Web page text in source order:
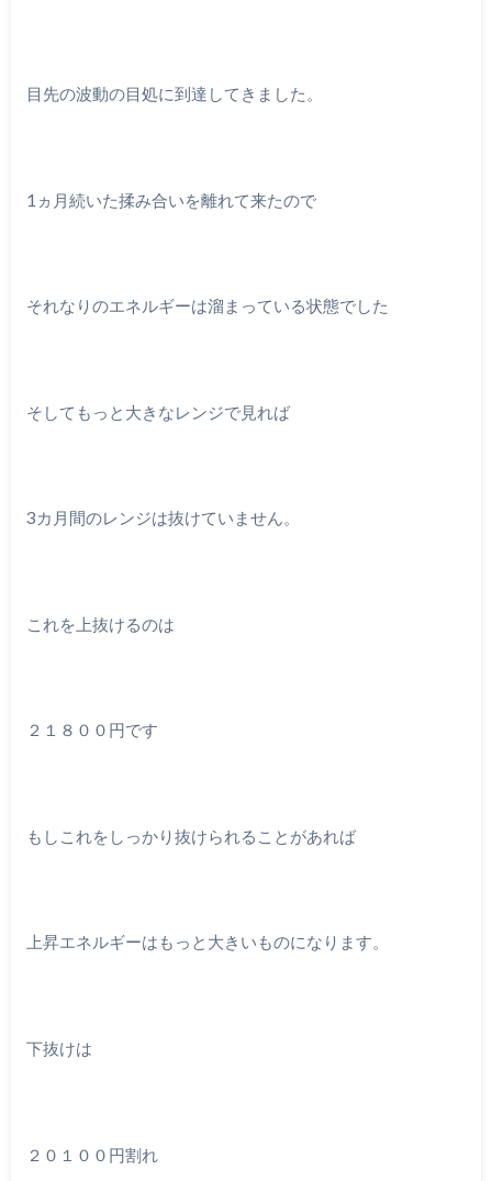
目先の波動の目処に到達してきました。
1ヵ月続いた揉み合いを離れて来たので
それなりのエネルギーは溜まっている状態でした
そしてもっと大きなレンジで見れば
3カ月間のレンジは抜けていません。
これを上抜けるのは
２１８００円です
もしこれをしっかり抜けられることがあれば
上昇エネルギーはもっと大きいものになります。
下抜けは
２０１００円割れ